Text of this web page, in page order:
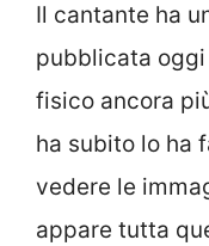
Il cantante ha
pubblicata
fisico ancora
ha subito lo ha
vedere le
appare tutta